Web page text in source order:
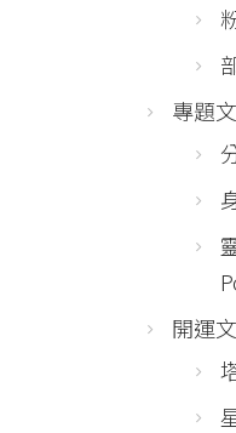
專題
開運